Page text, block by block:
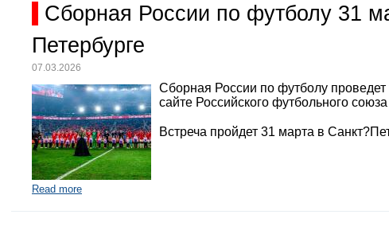
Сборная России по футболу 31
Петербурге
07.03.2026
Сборная России по футболу
сайте Российского футбольного
Встреча пройдет 31 марта в
Read more